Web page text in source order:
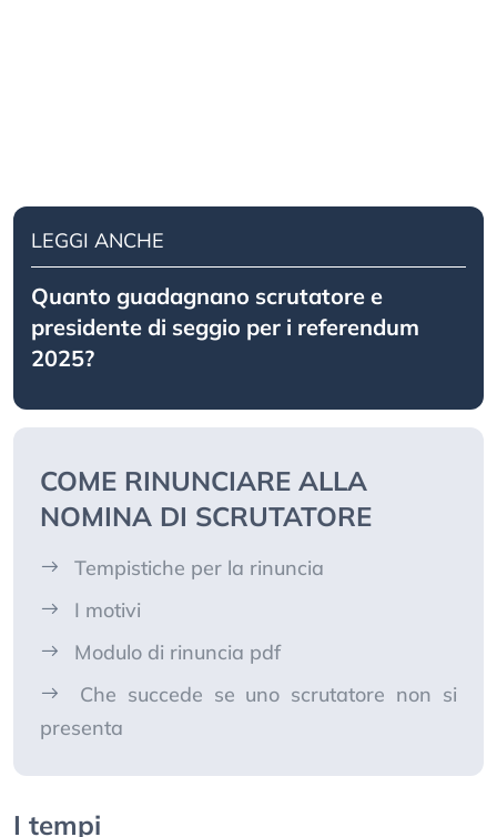
LEGGI ANCHE
Quanto guadagnano scrutatore e
presidente di seggio per i referendum
2025?
COME RINUNCIARE ALLA
NOMINA DI SCRUTATORE
Tempistiche per la rinuncia
I motivi
Modulo di rinuncia pdf
Che succede se uno scrutatore non si
presenta
I tempi